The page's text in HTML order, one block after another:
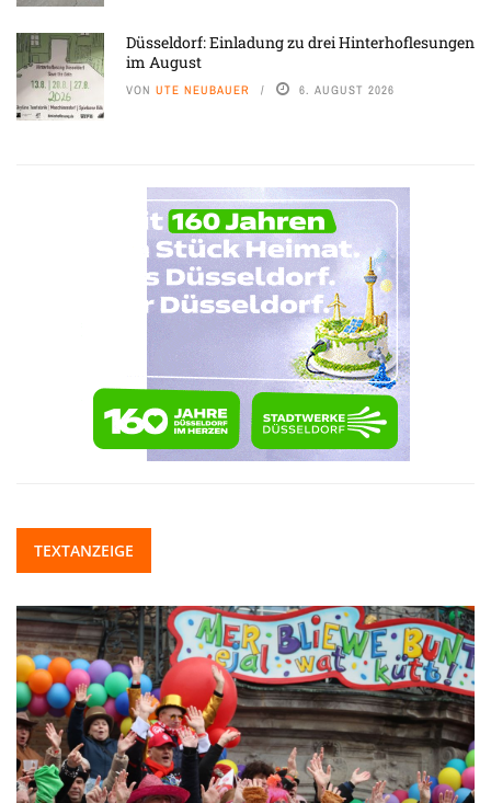
Düsseldorf: Einladung zu drei Hinterhoflesungen
im August
VON UTE NEUBAUER 6. AUGUST 2026
TEXTANZEIGE